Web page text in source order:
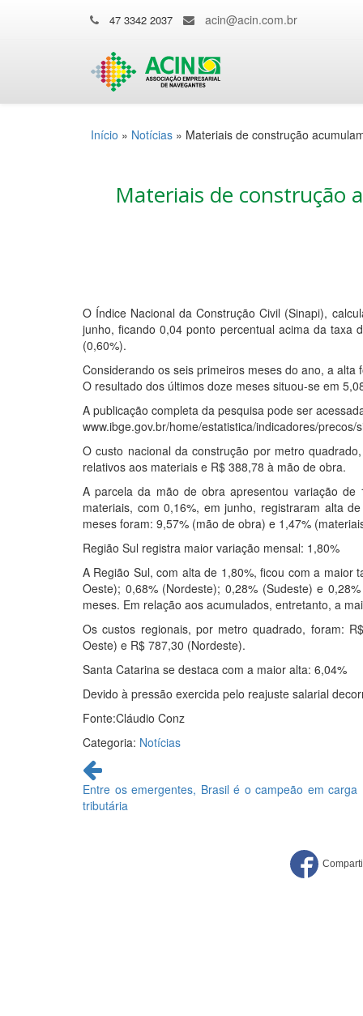
47 3342 2037 acin@acin.com.br
Início » Notícias » Materiais de construção
Materiais de construção
O Índice Nacional da Construção Civil (Sinapi),
junho, ficando 0,04 ponto percentual acima da
(0,60%).
Considerando os seis primeiros meses do ano, a
O resultado dos últimos doze meses situou-se em
A publicação completa da pesquisa pode ser
www.ibge.gov.br/home/estatistica/indicadores/precos/
O custo nacional da construção por metro
relativos aos materiais e R$ 388,78 à mão de obra.
A parcela da mão de obra apresentou variação
materiais, com 0,16%, em junho, registraram alta
meses foram: 9,57% (mão de obra) e 1,47%
Região Sul registra maior variação mensal: 1,80%
A Região Sul, com alta de 1,80%, ficou com a maior
Oeste); 0,68% (Nordeste); 0,28% (Sudeste) e
meses. Em relação aos acumulados, entretanto, a
Os custos regionais, por metro quadrado, foram:
Oeste) e R$ 787,30 (Nordeste).
Santa Catarina se destaca com a maior alta: 6,04%
Devido à pressão exercida pelo reajuste salarial
Fonte:Cláudio Conz
Categoria: Notícias
Continue
lendo
Entre os emergentes, Brasil é o campeão em carga
tributária